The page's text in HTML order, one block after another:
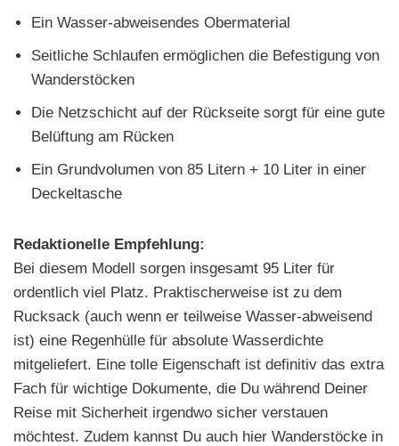
Ein Wasser-abweisendes Obermaterial
Seitliche Schlaufen ermöglichen die Befestigung von
Wanderstöcken
Die Netzschicht auf der Rückseite sorgt für eine gute
Belüftung am Rücken
Ein Grundvolumen von 85 Litern + 10 Liter in einer
Deckeltasche
Redaktionelle Empfehlung:
Bei diesem Modell sorgen insgesamt 95 Liter für
ordentlich viel Platz. Praktischerweise ist zu dem
Rucksack (auch wenn er teilweise Wasser-abweisend
ist) eine Regenhülle für absolute Wasserdichte
mitgeliefert. Eine tolle Eigenschaft ist definitiv das extra
Fach für wichtige Dokumente, die Du während Deiner
Reise mit Sicherheit irgendwo sicher verstauen
möchtest. Zudem kannst Du auch hier Wanderstöcke in